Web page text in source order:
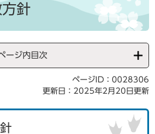
針
ージ内目次
ページID：0028306
更新日：2025年2月20日更新